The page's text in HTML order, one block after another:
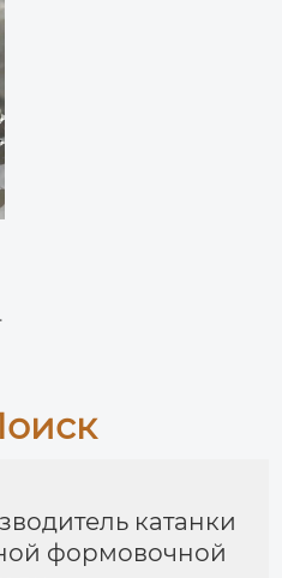
катанки
формовочной